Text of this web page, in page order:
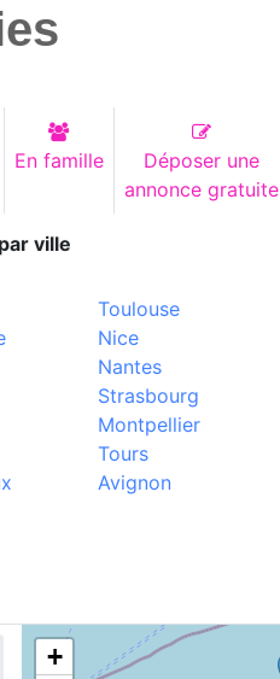
En famille
Déposer une
annonce gratuite
ville
Toulouse
Nice
Nantes
Strasbourg
Montpellier
Tours
Avignon
+